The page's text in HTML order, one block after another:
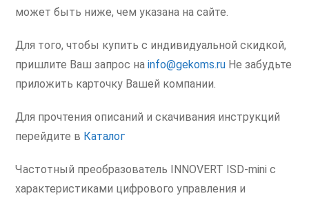
может быть ниже, чем указана на сайте.
Для того, чтобы купить с индивидуальной скидкой,
пришлите Ваш запрос наinfo@gekoms.ru Не забудьте
приложить карточку Вашей компании.
Для прочтения описаний и скачивания инструкций
перейдите в Каталог
Частотный преобразователь INNOVERT ISD-mini с
характеристиками цифрового управления и